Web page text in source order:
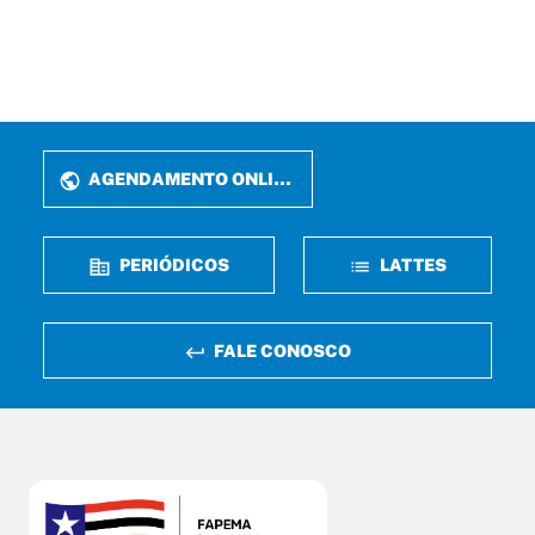
AGENDAMENTO ONLINE
PERIÓDICOS LATTES
FALE CONOSCO